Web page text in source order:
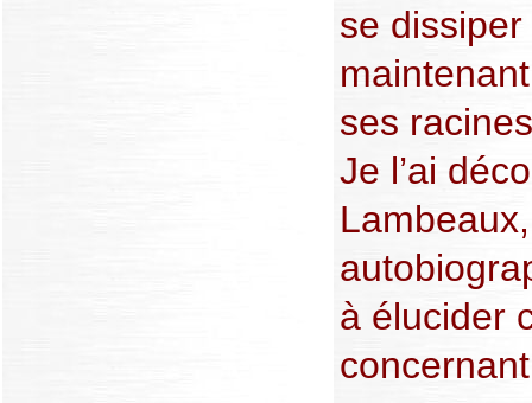
se
ses
Je l’ai
à élucider